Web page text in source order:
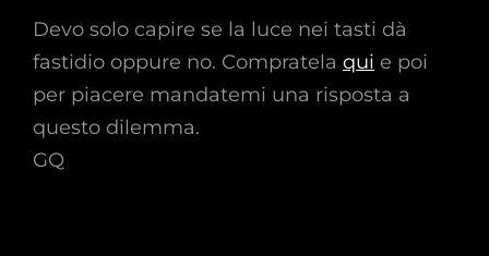
Devo solo capire se la luce nei tasti dà
fastidio oppure no. Compratela qui e poi
per piacere mandatemi una risposta a
questo dilemma.
GQ